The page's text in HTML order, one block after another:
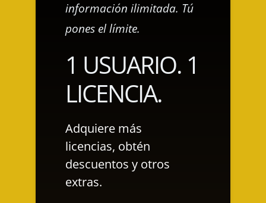
información ilimitada. Tú
pones el límite.
1 USUARIO. 1
LICENCIA.
Adquiere más
licencias, obtén
descuentos y otros
extras.